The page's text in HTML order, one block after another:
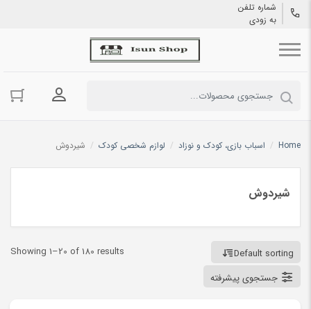
شماره تلفن
به زودی
ورود به
Home
/ اسباب بازی، کودک و نوزاد / لوازم شخصی کودک / شیردوش
شیردوش
Showing 1–20 of 180 results
Default sorting
جستجوی پیشرفته